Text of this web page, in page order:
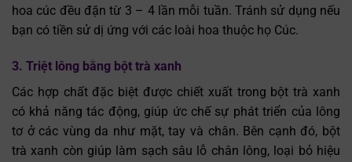
hoa cúc đều đặn từ 3 – 4 lần mỗi tuần. Tránh sử dụng nếu
bạn có tiền sử dị ứng với các loài hoa thuộc họ Cúc.
3. Triệt lông bằng bột trà xanh
Các hợp chất đặc biệt được chiết xuất trong bột trà xanh
có khả năng tác động, giúp ức chế sự phát triển của lông
tơ ở các vùng da như mặt, tay và chân. Bên cạnh đó, bột
trà xanh còn giúp làm sạch sâu lỗ chân lông, loại bỏ hiệu